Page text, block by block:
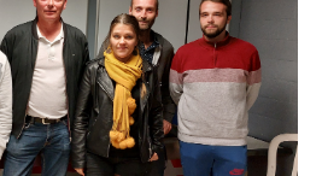
communale